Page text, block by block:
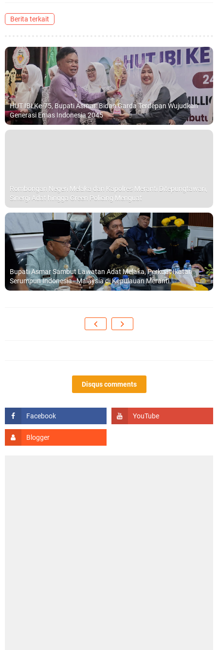
Berita terkait
HUT IBI Ke-75, Bupati Asmar: Bidan Garda Terdepan Wujudkan
Generasi Emas Indonesia 2045
Rombongan Negeri Melaka dan Kapolres Meranti Ditepungtawari,
Sinergi Adat hingga Green Policing Menguat
Bupati Asmar Sambut Lawatan Adat Melaka, Perkuat Ikatan
Serumpun Indonesia–Malaysia di Kepulauan Meranti
Disqus comments